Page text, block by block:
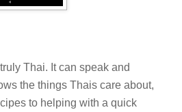
Thai. It can speak and
the things Thais care about,
to helping with a quick